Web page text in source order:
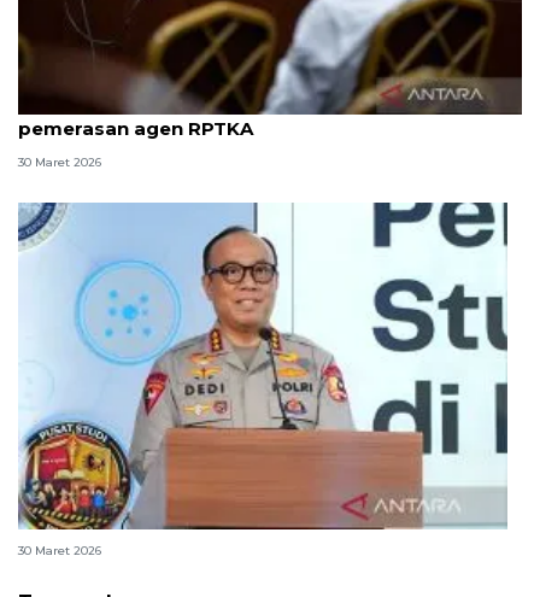
8 ASN Kemenaker hadapi sidang tuntutan kasus
pemerasan agen RPTKA
30 Maret 2026
Polri bangun Laboratorium Sosial Sains Kepolisian
30 Maret 2026